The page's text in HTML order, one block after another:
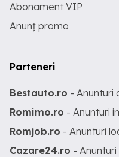
Abonament VIP
Anunț promo
Parteneri
Bestauto.ro - Anunturi
Romimo.ro - Anunturi
Romjob.ro - Anunturi
Cazare24.ro -